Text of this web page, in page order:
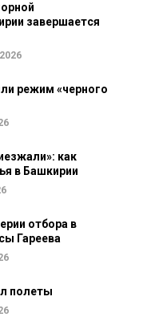
завершается
режим «черного
как
в Башкирии
отбора в
Гареева
полеты